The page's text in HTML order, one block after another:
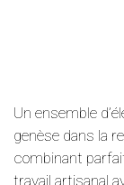
Un ensemble
genèse dans la
combinant
travail artisanal